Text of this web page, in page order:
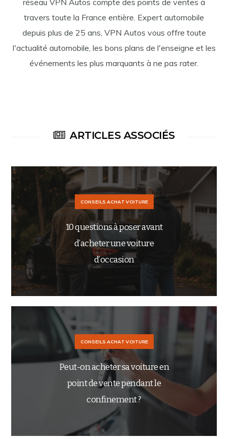
travers toute la France entière. Expert automobile
depuis plus de 25 ans, VPN Autos vous offre toute
l'actualité automobile, les bons plans de l'enseigne et les
événements les plus marquants à ne pas rater.
ARTICLES ASSOCIÉS
CONSEILS ACHAT VOITURE
10 questions à poser avant
d’acheter une voiture
d’occasion
CONSEILS ACHAT VOITURE
Peut-on acheter sa voiture en
point de vente pendant le
confinement ?